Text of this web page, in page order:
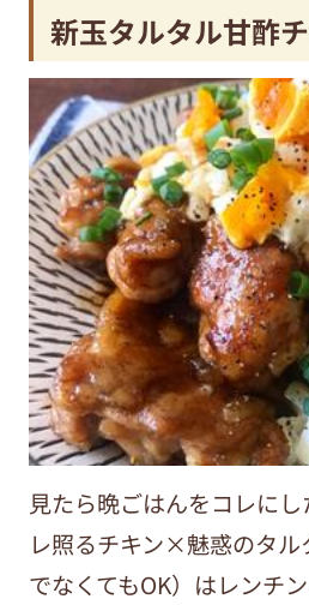
新玉タルタル甘酢
見たら晩ごはんをコレに
レ照るチキン×魅惑のタ
でなくてもOK）はレンチ